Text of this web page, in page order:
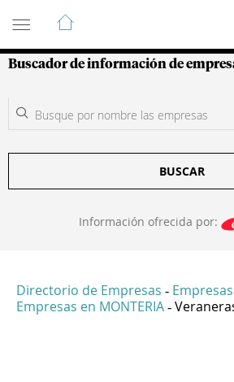
Guía de Empresas
Buscador de información de
BUSCAR
Información ofrecida por:
Directorio de Empresas -
Empresas en MONTERIA -